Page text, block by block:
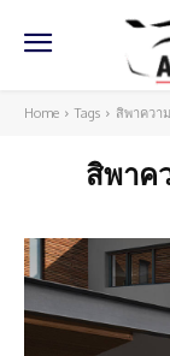
Home Tags สิพาควา
สิพาค